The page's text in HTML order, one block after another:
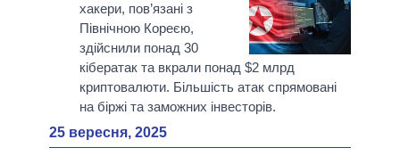
хакери, пов’язані з
Північною Кореєю,
здійснили понад 30
кібератак та вкрали понад $2 млрд
криптовалюти. Більшість атак спрямовані
на біржі та заможних інвесторів.
25 вересня, 2025